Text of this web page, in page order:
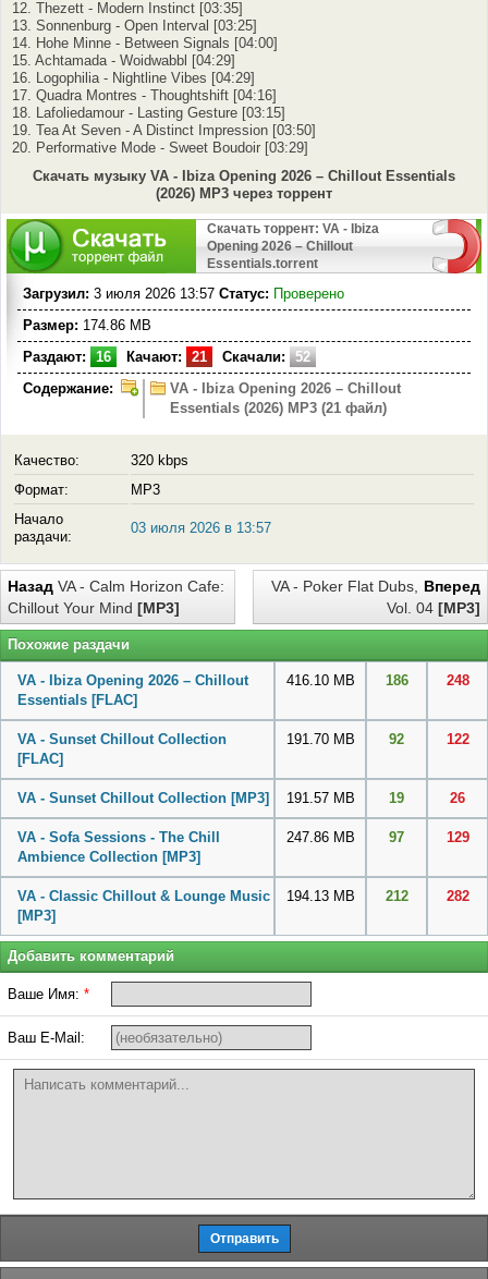
12. Thezett - Modern Instinct [03:35]
13. Sonnenburg - Open Interval [03:25]
14. Hohe Minne - Between Signals [04:00]
15. Achtamada - Woidwabbl [04:29]
16. Logophilia - Nightline Vibes [04:29]
17. Quadra Montres - Thoughtshift [04:16]
18. Lafoliedamour - Lasting Gesture [03:15]
19. Tea At Seven - A Distinct Impression [03:50]
20. Performative Mode - Sweet Boudoir [03:29]
Скачать музыку VA - Ibiza Opening 2026 – Chillout Essentials
(2026) MP3 через торрент
Скачать торрент: VA - Ibiza
Opening 2026 – Chillout
Essentials.torrent
Загрузил: 3 июля 2026 13:57 Статус: Проверено
Размер: 174.86 MB
Раздают:
16 Качают: 21 Скачали:
52
Содержание:
VA - Ibiza Opening 2026 – Chillout
Essentials (2026) MP3 (21 файл)
Качество:
320 kbps
Формат:
MP3
Начало
раздачи:
03 июля 2026 в 13:57
Назад VA - Calm Horizon Cafe:
Chillout Your Mind [MP3]
Вперед
VA - Poker Flat Dubs,
Vol. 04 [MP3]
Похожие раздачи
VA - Ibiza Opening 2026 – Chillout
Essentials [FLAC]
416.10 MB 186 248
VA - Sunset Chillout Collection
[FLAC]
191.70 MB 92 122
VA - Sunset Chillout Collection [MP3] 191.57 MB 19 26
VA - Sofa Sessions - The Chill
Ambience Collection [MP3]
247.86 MB 97 129
VA - Classic Chillout & Lounge Music
[MP3]
194.13 MB 212 282
Добавить комментарий
Ваше Имя: *
Ваш E-Mail: